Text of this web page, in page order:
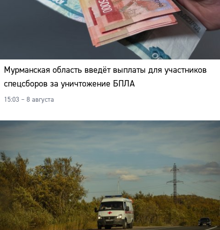
Мурманская область введёт выплаты для участников
спецсборов за уничтожение БПЛА
15:03 – 8 августа